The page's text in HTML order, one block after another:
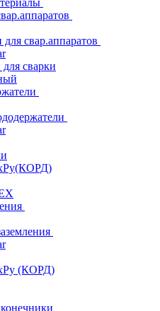
для свар.аппаратов
сварки
(КОРД)